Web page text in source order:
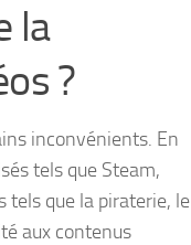
la
?
inconvénients. En
tels que Steam,
tels que la piraterie, le
aux contenus